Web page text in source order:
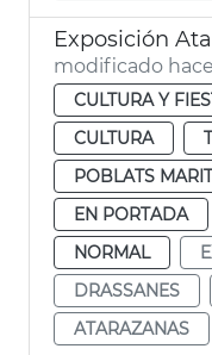
Exposición
modificado
CULTURA Y
CULTURA
POBLATS
EN PORTADA
NORMAL
DRASSANES
ATARAZANAS